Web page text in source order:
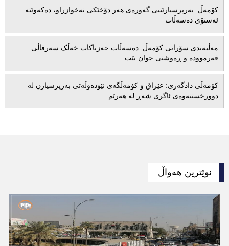
كۆمەڵ: بەرپرسیارێتیی گەورەی هەر دۆخێکی نەخوازراو، دەكەوێتە
ئەستۆی دەسەڵات
مەڵبەندى سۆرانى کۆمەڵ: دەسەڵات حەزناکات خەڵک سەرقاڵى
فەرموودە و ڕەوشتى جوان بێت
کۆمەڵى دادگەرى: عێراق و كۆمەڵگەی نێودەوڵەتی بەرپرسیارن لە
دوورخستنەوەى ئاگری شەڕ لە هەرێم
نوێترین هەواڵ